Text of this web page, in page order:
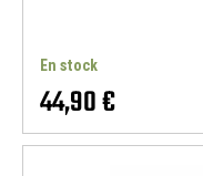
En stock
44,90 €